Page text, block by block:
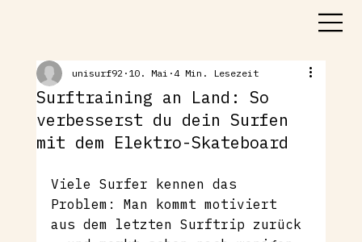
Surftraining an Land: So
verbesserst du dein Surfen
mit dem Elektro-Skateboard
unisurf92 10. Mai 4 Min. Lesezeit
Viele Surfer kennen das
Problem: Man kommt motiviert
aus dem letzten Surftrip zurück